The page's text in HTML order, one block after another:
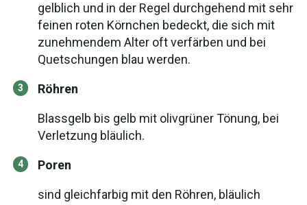
gelblich und in der Regel durchgehend mit sehr
feinen roten Körnchen bedeckt, die sich mit
zunehmendem Alter oft verfärben und bei
Quetschungen blau werden.
Röhren
Blassgelb bis gelb mit olivgrüner Tönung, bei
Verletzung bläulich.
Poren
sind gleichfarbig mit den Röhren, bläulich